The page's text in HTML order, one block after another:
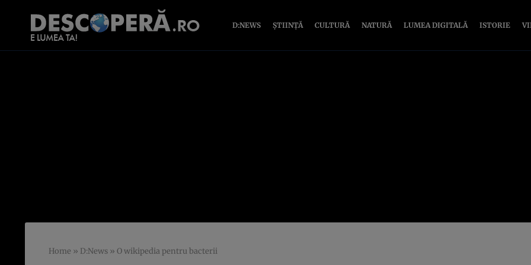
D:NEWS ȘTIINȚĂ CULTURĂ NATURĂ LUMEA DIGITALĂ ISTORIE
Home » D:News » O wikipedia pentru bacterii